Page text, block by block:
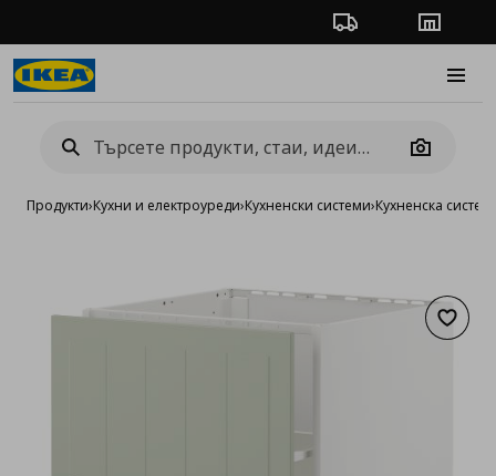
Проследяване на
Camera
Продукти›Кухни и електроуреди›Кухненски системи›Кухненска